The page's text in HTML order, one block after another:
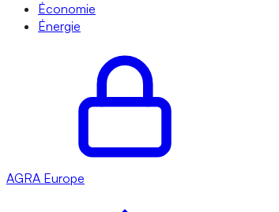
Économie
Énergie
AGRA Europe